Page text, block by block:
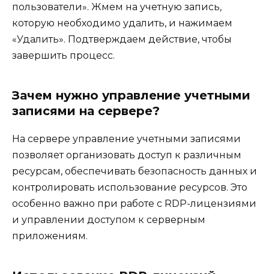
пользователи». Жмем на учетную запись,
которую необходимо удалить, и нажимаем
«Удалить». Подтверждаем действие, чтобы
завершить процесс.
Зачем нужно управление учетными
записями на сервере?
На сервере управление учетными записями
позволяет организовать доступ к различным
ресурсам, обеспечивать безопасность данных и
контролировать использование ресурсов. Это
особенно важно при работе с RDP-лицензиями
и управлении доступом к серверным
приложениям.